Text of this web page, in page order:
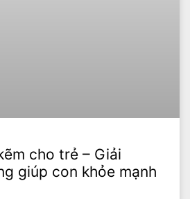
cho trẻ – Giải
giúp con khỏe mạnh